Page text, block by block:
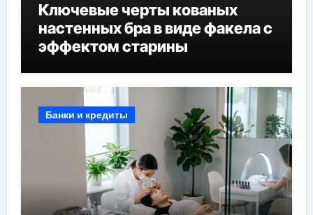
Ключевые черты кованых
настенных бра в виде факела с
эффектом старины
Банки и кредиты